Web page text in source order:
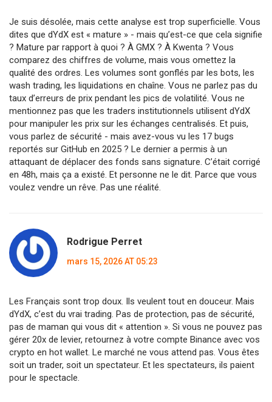
Je suis désolée, mais cette analyse est trop superficielle. Vous
dites que dYdX est « mature » - mais qu’est-ce que cela signifie
? Mature par rapport à quoi ? À GMX ? À Kwenta ? Vous
comparez des chiffres de volume, mais vous omettez la
qualité des ordres. Les volumes sont gonflés par les bots, les
wash trading, les liquidations en chaîne. Vous ne parlez pas du
taux d’erreurs de prix pendant les pics de volatilité. Vous ne
mentionnez pas que les traders institutionnels utilisent dYdX
pour manipuler les prix sur les échanges centralisés. Et puis,
vous parlez de sécurité - mais avez-vous vu les 17 bugs
reportés sur GitHub en 2025 ? Le dernier a permis à un
attaquant de déplacer des fonds sans signature. C’était corrigé
en 48h, mais ça a existé. Et personne ne le dit. Parce que vous
voulez vendre un rêve. Pas une réalité.
Rodrigue Perret
mars 15, 2026 AT 05:23
Les Français sont trop doux. Ils veulent tout en douceur. Mais
dYdX, c’est du vrai trading. Pas de protection, pas de sécurité,
pas de maman qui vous dit « attention ». Si vous ne pouvez pas
gérer 20x de levier, retournez à votre compte Binance avec vos
crypto en hot wallet. Le marché ne vous attend pas. Vous êtes
soit un trader, soit un spectateur. Et les spectateurs, ils paient
pour le spectacle.